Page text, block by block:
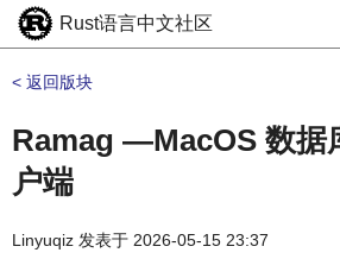
Rust语言中文社区
< 返回版块
Ramag —MacOS 数据
户端
Linyuqiz 发表于 2026-05-15 23:37